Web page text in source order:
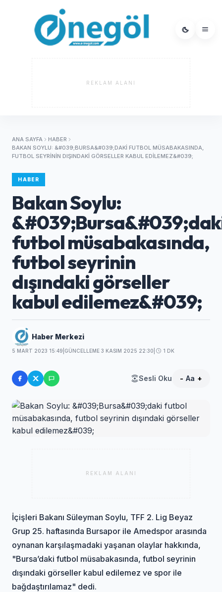
REKLAM ALANI
ANA SAYFA
HABER
BAKAN SOYLU: &#039;BURSA&#039;DAKI FUTBOL MÜSABAKASINDA,
FUTBOL SEYRININ DIŞINDAKI GÖRSELLER KABUL EDILEMEZ&#039;
HABER
Bakan Soylu:
futbol müsabakasında,
futbol seyrinin
dışındaki görseller
kabul edilemez&#039;
Haber Merkezi
5 MART 2023 15:49 GÜNCELLEME 3 KASIM 2025 22:30 1 DK
Sesli Oku - Aa +
REKLAM ALANI
İçişleri Bakanı Süleyman Soylu, TFF 2. Lig Beyaz
Grup 25. haftasında Bursapor ile Amedspor arasında
oynanan karşılaşmadaki yaşanan olaylar hakkında,
"Bursa’daki futbol müsabakasında, futbol seyrinin
dışındaki görseller kabul edilemez ve spor ile
bağdaştırılamaz" dedi.